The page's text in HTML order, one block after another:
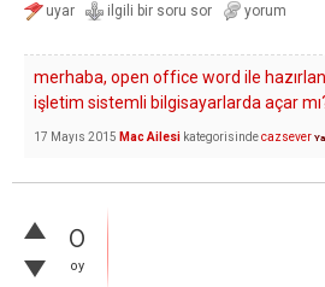
merhaba, open office word ile
işletim sistemli bilgisayarlarda açar
17 Mayıs 2015 Mac Ailesi kategorisindecazsever
0
oy